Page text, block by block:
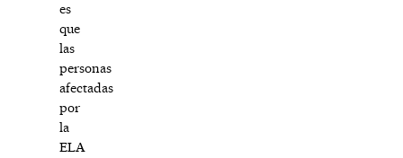
es
que
las
personas
afectadas
por
la
ELA